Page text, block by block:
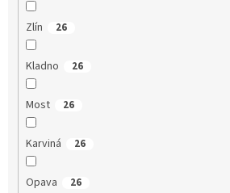
Zlín 26
Kladno 26
Most 26
Karviná 26
Opava 26